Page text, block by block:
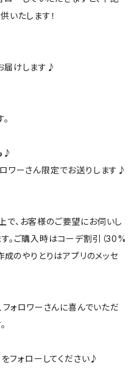
いたします！
届けします♪
♪
ワーさん限定でお送りします♪
、お客様のご要望にお伺いし
。ご購入時はコーデ割引（30%
のやりとりはアプリのメッセ
ォロワーさんに喜んでいただ
フォローしてください♪